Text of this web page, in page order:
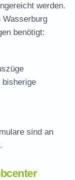
werden.
Wasserburg
benötigt:
bisherige
sind an